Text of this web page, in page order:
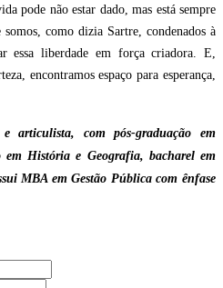
pode não estar dado, mas está sempre
somos, como dizia Sartre, condenados à
essa liberdade em força criadora. E,
encontramos espaço para esperança,
articulista, com pós-graduação em
História e Geografia, bacharel em
MBA em Gestão Pública com ênfase